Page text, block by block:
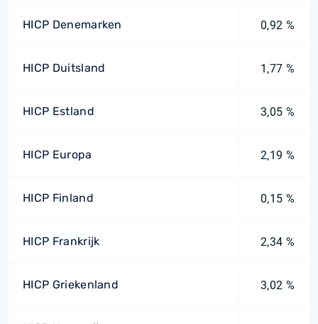
HICP Denemarken 0,92 %
HICP Duitsland 1,77 %
HICP Estland 3,05 %
HICP Europa 2,19 %
HICP Finland 0,15 %
HICP Frankrijk 2,34 %
HICP Griekenland 3,02 %